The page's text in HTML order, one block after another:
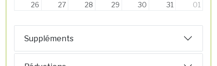
26 27 28 29 30 31 01
Suppléments